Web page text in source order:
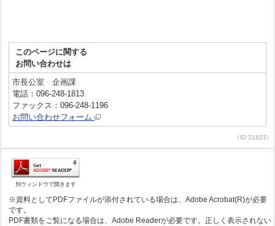
このページに関する
お問い合わせは
市長公室 企画課
電話：096-248-1813
ファックス：096-248-1196
お問い合わせフォーム
（ID:21823）
別ウィンドウで開きます
※資料としてPDFファイルが添付されている場合は、Adobe Acrobat(R)が必要
です。
PDF書類をご覧になる場合は、Adobe Readerが必要です。正しく表示されない